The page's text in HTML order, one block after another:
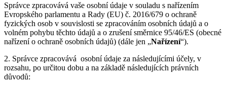
Správce zpracovává vaše osobní údaje v souladu s nařízením
Evropského parlamentu a Rady (EU) č. 2016/679 o ochraně
fyzických osob v souvislosti se zpracováním osobních údajů a o
volném pohybu těchto údajů a o zrušení směrnice 95/46/ES (obecné
nařízení o ochraně osobních údajů) (dále jen „Nařízení“).
2. Správce zpracovává osobní údaje za následujícími účely, v
rozsahu, po určitou dobu a na základě následujících právních
důvodů: